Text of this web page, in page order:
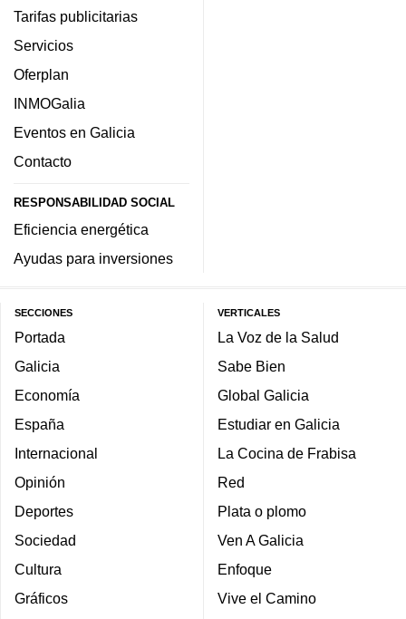
Tarifas publicitarias
Servicios
Oferplan
INMOGalia
Eventos en Galicia
Contacto
RESPONSABILIDAD SOCIAL
Eficiencia energética
Ayudas para inversiones
SECCIONES
Portada
Galicia
Economía
España
Internacional
Opinión
Deportes
Sociedad
Cultura
Gráficos
VERTICALES
La Voz de la Salud
Sabe Bien
Global Galicia
Estudiar en Galicia
La Cocina de Frabisa
Red
Plata o plomo
Ven A Galicia
Enfoque
Vive el Camino